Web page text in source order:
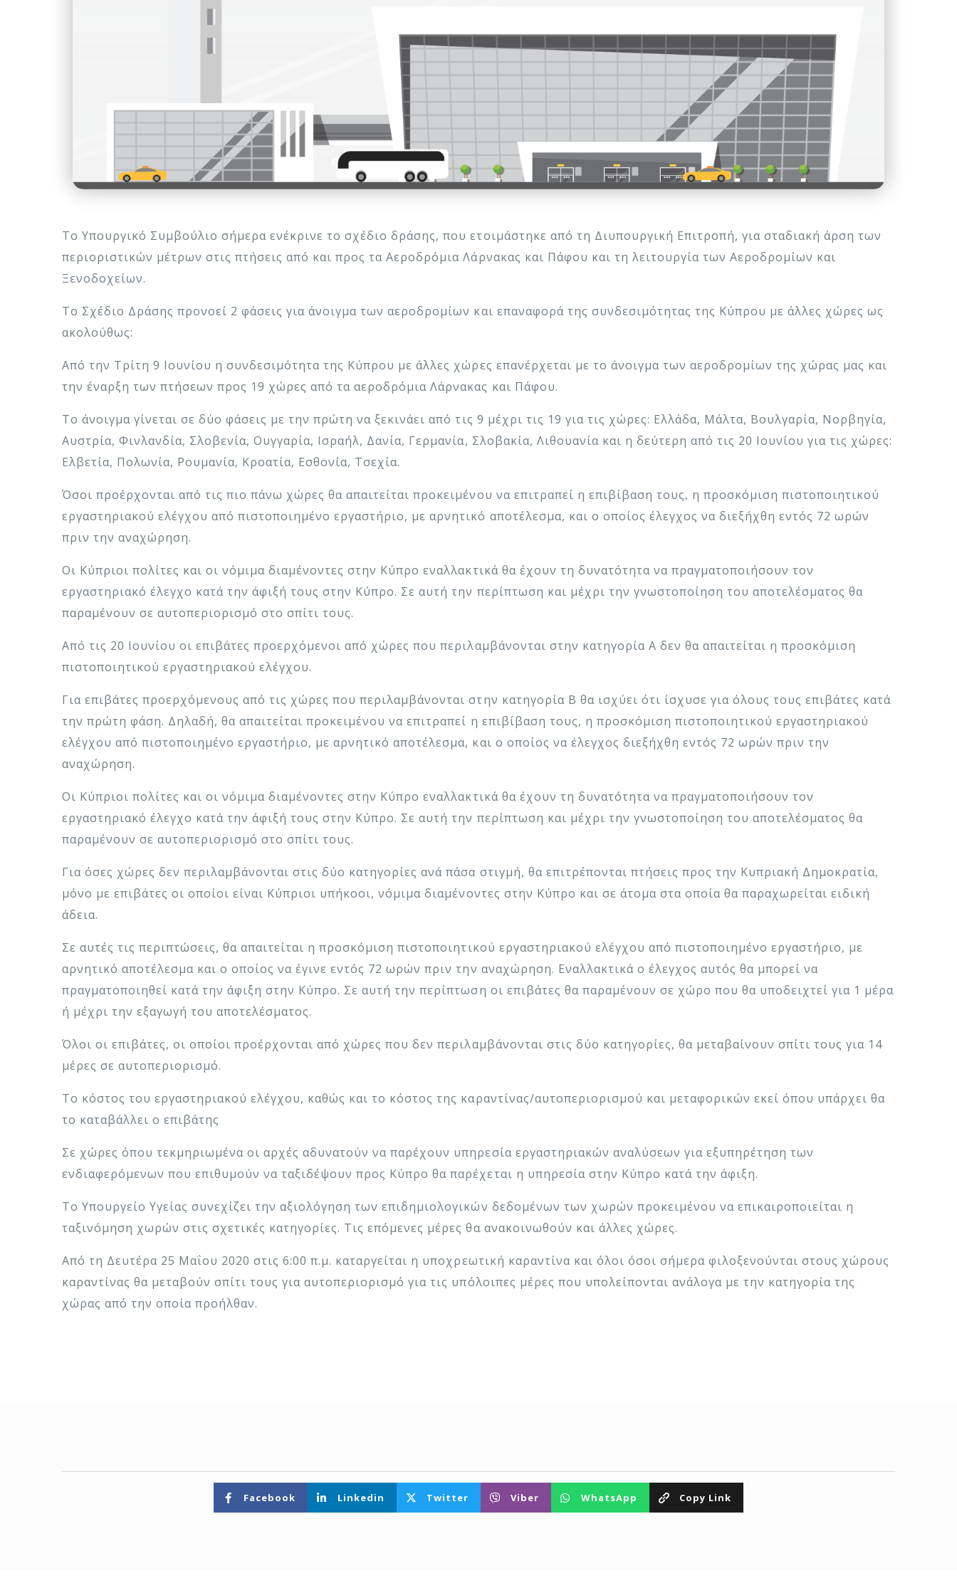
Το Υπουργικό Συμβούλιο σήμερα ενέκρινε το σχέδιο δράσης, που ετοιμάστηκε από τη Διυπουργική Επιτροπή, για σταδιακή άρση των
περιοριστικών μέτρων στις πτήσεις από και προς τα Αεροδρόμια Λάρνακας και Πάφου και τη λειτουργία των Αεροδρομίων και
Ξενοδοχείων.
To Σχέδιο Δράσης προνοεί 2 φάσεις για άνοιγμα των αεροδρομίων και επαναφορά της συνδεσιμότητας της Κύπρου με άλλες χώρες ως
ακολούθως:
Από την Τρίτη 9 Ιουνίου η συνδεσιμότητα της Κύπρου με άλλες χώρες επανέρχεται με το άνοιγμα των αεροδρομίων της χώρας μας και
την έναρξη των πτήσεων προς 19 χώρες από τα αεροδρόμια Λάρνακας και Πάφου.
Το άνοιγμα γίνεται σε δύο φάσεις με την πρώτη να ξεκινάει από τις 9 μέχρι τις 19 για τις χώρες: Ελλάδα, Μάλτα, Βουλγαρία, Νορβηγία,
Αυστρία, Φινλανδία, Σλοβενία, Ουγγαρία, Ισραήλ, Δανία, Γερμανία, Σλοβακία, Λιθουανία και η δεύτερη από τις 20 Ιουνίου για τις χώρες:
Ελβετία, Πολωνία, Ρουμανία, Κροατία, Εσθονία, Τσεχία.
Όσοι προέρχονται από τις πιο πάνω χώρες θα απαιτείται προκειμένου να επιτραπεί η επιβίβαση τους, η προσκόμιση πιστοποιητικού
εργαστηριακού ελέγχου από πιστοποιημένο εργαστήριο, με αρνητικό αποτέλεσμα, και ο οποίος έλεγχος να διεξήχθη εντός 72 ωρών
πριν την αναχώρηση.
Οι Κύπριοι πολίτες και οι νόμιμα διαμένοντες στην Κύπρο εναλλακτικά θα έχουν τη δυνατότητα να πραγματοποιήσουν τον
εργαστηριακό έλεγχο κατά την άφιξή τους στην Κύπρο. Σε αυτή την περίπτωση και μέχρι την γνωστοποίηση του αποτελέσματος θα
παραμένουν σε αυτοπεριορισμό στο σπίτι τους.
Από τις 20 Ιουνίου οι επιβάτες προερχόμενοι από χώρες που περιλαμβάνονται στην κατηγορία Α δεν θα απαιτείται η προσκόμιση
πιστοποιητικού εργαστηριακού ελέγχου.
Για επιβάτες προερχόμενους από τις χώρες που περιλαμβάνονται στην κατηγορία Β θα ισχύει ότι ίσχυσε για όλους τους επιβάτες κατά
την πρώτη φάση. Δηλαδή, θα απαιτείται προκειμένου να επιτραπεί η επιβίβαση τους, η προσκόμιση πιστοποιητικού εργαστηριακού
ελέγχου από πιστοποιημένο εργαστήριο, με αρνητικό αποτέλεσμα, και ο οποίος να έλεγχος διεξήχθη εντός 72 ωρών πριν την
αναχώρηση.
Οι Κύπριοι πολίτες και οι νόμιμα διαμένοντες στην Κύπρο εναλλακτικά θα έχουν τη δυνατότητα να πραγματοποιήσουν τον
εργαστηριακό έλεγχο κατά την άφιξή τους στην Κύπρο. Σε αυτή την περίπτωση και μέχρι την γνωστοποίηση του αποτελέσματος θα
παραμένουν σε αυτοπεριορισμό στο σπίτι τους.
Για όσες χώρες δεν περιλαμβάνονται στις δύο κατηγορίες ανά πάσα στιγμή, θα επιτρέπονται πτήσεις προς την Κυπριακή Δημοκρατία,
μόνο με επιβάτες οι οποίοι είναι Κύπριοι υπήκοοι, νόμιμα διαμένοντες στην Κύπρο και σε άτομα στα οποία θα παραχωρείται ειδική
άδεια.
Σε αυτές τις περιπτώσεις, θα απαιτείται η προσκόμιση πιστοποιητικού εργαστηριακού ελέγχου από πιστοποιημένο εργαστήριο, με
αρνητικό αποτέλεσμα και ο οποίος να έγινε εντός 72 ωρών πριν την αναχώρηση. Εναλλακτικά ο έλεγχος αυτός θα μπορεί να
πραγματοποιηθεί κατά την άφιξη στην Κύπρο. Σε αυτή την περίπτωση οι επιβάτες θα παραμένουν σε χώρο που θα υποδειχτεί για 1 μέρα
ή μέχρι την εξαγωγή του αποτελέσματος.
Όλοι οι επιβάτες, οι οποίοι προέρχονται από χώρες που δεν περιλαμβάνονται στις δύο κατηγορίες, θα μεταβαίνουν σπίτι τους για 14
μέρες σε αυτοπεριορισμό.
Το κόστος του εργαστηριακού ελέγχου, καθώς και το κόστος της καραντίνας/αυτοπεριορισμού και μεταφορικών εκεί όπου υπάρχει θα
το καταβάλλει ο επιβάτης
Σε χώρες όπου τεκμηριωμένα οι αρχές αδυνατούν να παρέχουν υπηρεσία εργαστηριακών αναλύσεων για εξυπηρέτηση των
ενδιαφερόμενων που επιθυμούν να ταξιδέψουν προς Κύπρο θα παρέχεται η υπηρεσία στην Κύπρο κατά την άφιξη.
Το Υπουργείο Υγείας συνεχίζει την αξιολόγηση των επιδημιολογικών δεδομένων των χωρών προκειμένου να επικαιροποιείται η
ταξινόμηση χωρών στις σχετικές κατηγορίες. Τις επόμενες μέρες θα ανακοινωθούν και άλλες χώρες.
Από τη Δευτέρα 25 Μαΐου 2020 στις 6:00 π.μ. καταργείται η υποχρεωτική καραντίνα και όλοι όσοι σήμερα φιλοξενούνται στους χώρους
καραντίνας θα μεταβούν σπίτι τους για αυτοπεριορισμό για τις υπόλοιπες μέρες που υπολείπονται ανάλογα με την κατηγορία της
χώρας από την οποία προήλθαν.
Facebook Linkedin Twitter Viber WhatsApp Copy Link